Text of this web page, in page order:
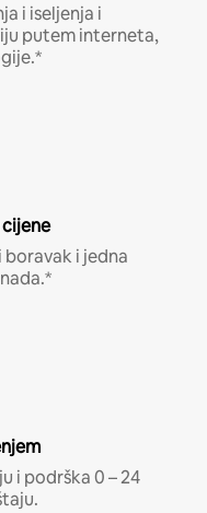
i iseljenja i
putem interneta,
boravak i jedna
i podrška 0 – 24